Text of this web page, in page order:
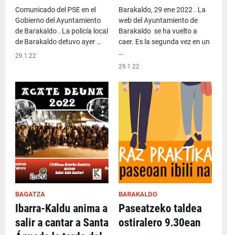
Comunicado del PSE en el
Gobierno del Ayuntamiento
de Barakaldo . La policía local
de Barakaldo detuvo ayer …
29.1.22
Barakaldo, 29 ene 2022 . La
web del Ayuntamiento de
Barakaldo se ha vuelto a
caer. Es la segunda vez en un
…
29.1.22
BAGATZA
Ibarra-Kaldu anima a
salir a cantar a Santa
BARAKALDO
Paseatzeko taldea
ostiralero 9.30ean